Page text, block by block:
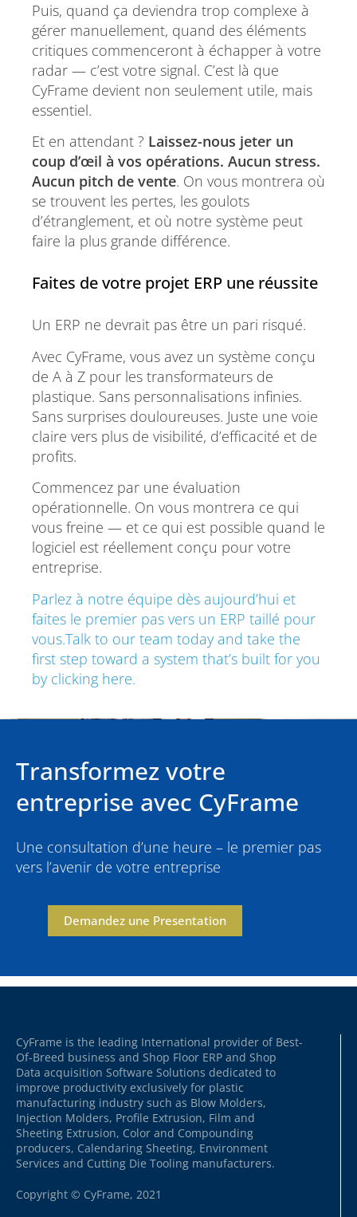
Puis, quand ça deviendra trop complexe à
gérer manuellement, quand des éléments
critiques commenceront à échapper à votre
radar — c’est votre signal. C’est là que
CyFrame devient non seulement utile, mais
essentiel.
Et en attendant ? Laissez-nous jeter un
coup d’œil à vos opérations. Aucun stress.
Aucun pitch de vente. On vous montrera où
se trouvent les pertes, les goulots
d’étranglement, et où notre système peut
faire la plus grande différence.
Faites de votre projet ERP une réussite
Un ERP ne devrait pas être un pari risqué.
Avec CyFrame, vous avez un système conçu
de A à Z pour les transformateurs de
plastique. Sans personnalisations infinies.
Sans surprises douloureuses. Juste une voie
claire vers plus de visibilité, d’efficacité et de
profits.
Commencez par une évaluation
opérationnelle. On vous montrera ce qui
vous freine — et ce qui est possible quand le
logiciel est réellement conçu pour votre
entreprise.
Parlez à notre équipe dès aujourd’hui et
faites le premier pas vers un ERP taillé pour
vous.Talk to our team today and take the
first step toward a system that’s built for you
by clicking here.
Transformez votre
entreprise avec CyFrame
Une consultation d’une heure – le premier pas
vers l’avenir de votre entreprise
Demandez une Presentation
CyFrame is the leading International provider of Best-
Of-Breed business and Shop Floor ERP and Shop
Data acquisition Software Solutions dedicated to
improve productivity exclusively for plastic
manufacturing industry such as Blow Molders,
Injection Molders, Profile Extrusion, Film and
Sheeting Extrusion, Color and Compounding
producers, Calendaring Sheeting, Environment
Services and Cutting Die Tooling manufacturers.
Copyright © CyFrame, 2021